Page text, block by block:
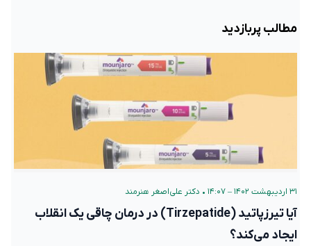
مطالب پربازدید
۳۱ اردیبهشت ۱۴۰۲ – ۱۴:۰۷ • دکتر علی‌اصغر هنرمند
آیا تیرزپاتید (Tirzepatide) در درمان چاقی یک انقلاب
ایجاد می‌کند؟